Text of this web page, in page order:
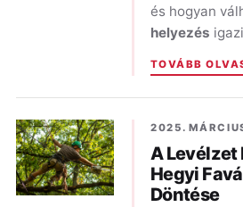
és hogyan
helyezés
TOVÁBB
2025.
A Levélzet
Hegyi
Döntése